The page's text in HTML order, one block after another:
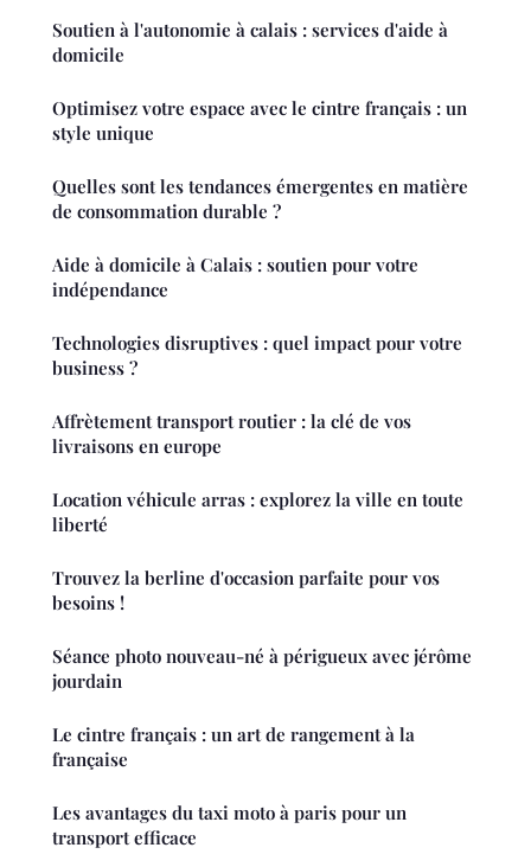
Soutien à l'autonomie à calais : services d'aide à
domicile
Optimisez votre espace avec le cintre français : un
style unique
Quelles sont les tendances émergentes en matière
de consommation durable ?
Aide à domicile à Calais : soutien pour votre
indépendance
Technologies disruptives : quel impact pour votre
business ?
Affrètement transport routier : la clé de vos
livraisons en europe
Location véhicule arras : explorez la ville en toute
liberté
Trouvez la berline d'occasion parfaite pour vos
besoins !
Séance photo nouveau-né à périgueux avec jérôme
jourdain
Le cintre français : un art de rangement à la
française
Les avantages du taxi moto à paris pour un
transport efficace